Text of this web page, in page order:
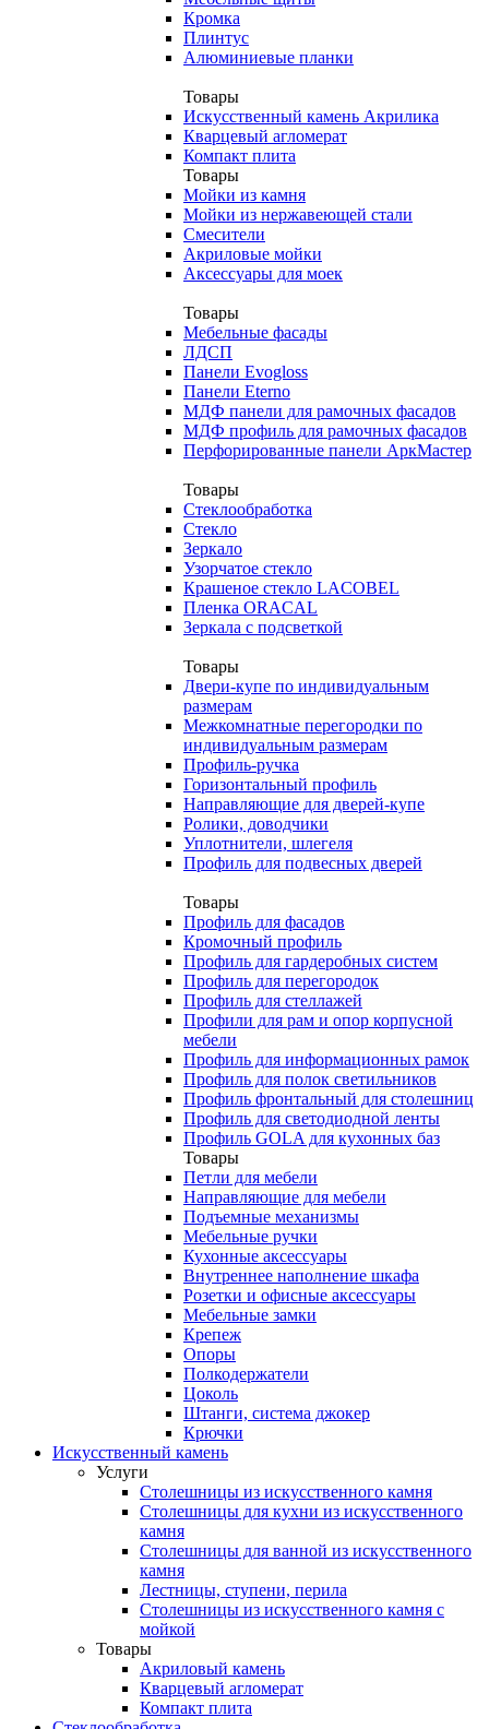
Кромка
Плинтус
Алюминиевые планки
Товары
Искусственный камень Акрилика
Кварцевый агломерат
Компакт плита
Товары
Мойки из камня
Мойки из нержавеющей стали
Смесители
Акриловые мойки
Аксессуары для моек
Товары
Мебельные фасады
ЛДСП
Панели Evogloss
Панели Eterno
МДФ панели для рамочных фасадов
МДФ профиль для рамочных фасадов
Перфорированные панели АркМастер
Товары
Стеклообработка
Стекло
Зеркало
Узорчатое стекло
Крашеное стекло LACOBEL
Пленка ORACAL
Зеркала с подсветкой
Товары
Двери-купе по индивидуальным
размерам
Межкомнатные перегородки по
индивидуальным размерам
Профиль-ручка
Горизонтальный профиль
Направляющие для дверей-купе
Ролики, доводчики
Уплотнители, шлегеля
Профиль для подвесных дверей
Товары
Профиль для фасадов
Кромочный профиль
Профиль для гардеробных систем
Профиль для перегородок
Профиль для стеллажей
Профили для рам и опор корпусной
мебели
Профиль для информационных рамок
Профиль для полок светильников
Профиль фронтальный для столешниц
Профиль для светодиодной ленты
Профиль GOLA для кухонных баз
Товары
Петли для мебели
Направляющие для мебели
Подъемные механизмы
Мебельные ручки
Кухонные аксессуары
Внутреннее наполнение шкафа
Розетки и офисные аксессуары
Мебельные замки
Крепеж
Опоры
Полкодержатели
Цоколь
Штанги, система джокер
Крючки
Искусственный камень
Услуги
Столешницы из искусственного камня
Столешницы для кухни из искусственного
камня
Столешницы для ванной из искусственного
камня
Лестницы, ступени, перила
Столешницы из искусственного камня с
мойкой
Товары
Акриловый камень
Кварцевый агломерат
Компакт плита